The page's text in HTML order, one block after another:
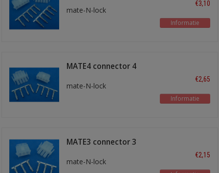
mate-N-lock
€3,10
Informatie
MATE4 connector 4
mate-N-lock
€2,65
Informatie
MATE3 connector 3
mate-N-lock
€2,15